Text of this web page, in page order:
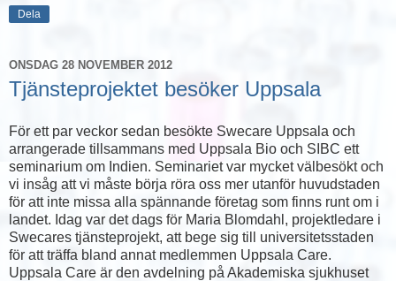
Dela
ONSDAG 28 NOVEMBER 2012
Tjänsteprojektet besöker Uppsala
För ett par veckor sedan besökte Swecare Uppsala och
arrangerade tillsammans med Uppsala Bio och SIBC ett
seminarium om Indien. Seminariet var mycket välbesökt och
vi insåg att vi måste börja röra oss mer utanför huvudstaden
för att inte missa alla spännande företag som finns runt om i
landet. Idag var det dags för Maria Blomdahl, projektledare i
Swecares tjänsteprojekt, att bege sig till universitetsstaden
för att träffa bland annat medlemmen Uppsala Care.
Uppsala Care är den avdelning på Akademiska sjukhuset